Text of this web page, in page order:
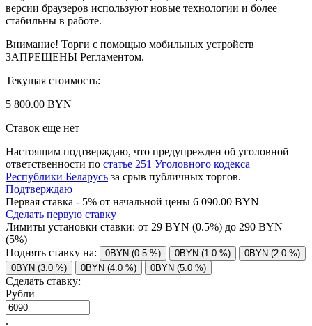
версии браузеров используют новые технологии и более
стабильны в работе.
Внимание! Торги с помощью мобильных устройств
ЗАПРЕЩЕНЫ Регламентом.
Текущая стоимость:
5 800.00 BYN
Ставок еще нет
Настоящим подтверждаю, что предупрежден об уголовной
ответственности по статье 251 Уголовного кодекса
Республики Беларусь за срыв публичных торгов.
Подтверждаю
Первая ставка - 5% от начальной цены 6 090.00 BYN
Сделать первую ставку
Лимиты установки ставки: от 29 BYN (0.5%) до 290 BYN
(5%)
Поднять ставку на:
0BYN (0.5 %) 0BYN (1.0 %)
0BYN (2.0 %)
0BYN (3.0 %)
0BYN (4.0 %) 0BYN (5.0 %)
Сделать ставку:
Рубли
.